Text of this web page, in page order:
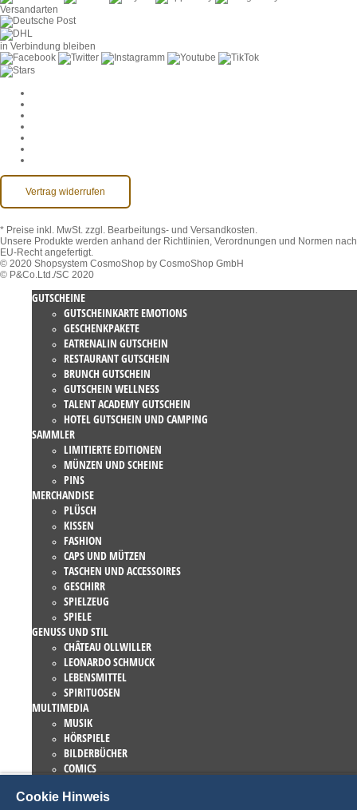
Versandarten
in Verbindung bleiben
Vertrag widerrufen
* Preise inkl. MwSt. zzgl. Bearbeitungs- und Versandkosten.
Unsere Produkte werden anhand der Richtlinien, Verordnungen und Normen nach
EU-Recht angefertigt.
© 2020 Shopsystem CosmoShop by CosmoShop GmbH
© P&Co.Ltd./SC 2020
GUTSCHEINE
GUTSCHEINKARTE EMOTIONS
GESCHENKPAKETE
EATRENALIN GUTSCHEIN
RESTAURANT GUTSCHEIN
BRUNCH GUTSCHEIN
GUTSCHEIN WELLNESS
TALENT ACADEMY GUTSCHEIN
HOTEL GUTSCHEIN UND CAMPING
SAMMLER
LIMITIERTE EDITIONEN
MÜNZEN UND SCHEINE
PINS
MERCHANDISE
PLÜSCH
KISSEN
FASHION
CAPS UND MÜTZEN
TASCHEN UND ACCESSOIRES
GESCHIRR
SPIELZEUG
SPIELE
GENUSS UND STIL
CHÂTEAU OLLWILLER
LEONARDO SCHMUCK
LEBENSMITTEL
SPIRITUOSEN
MULTIMEDIA
MUSIK
HÖRSPIELE
BILDERBÜCHER
COMICS
EUROPA-PARK BÜCHER
Cookie Hinweis